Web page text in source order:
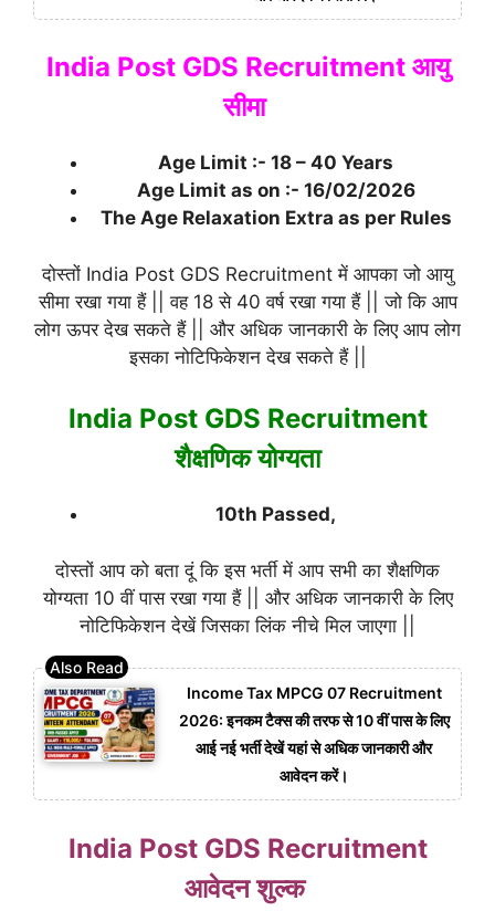
India Post GDS Recruitment आयु
सीमा
Age Limit :- 18 – 40 Years
Age Limit as on :- 16/02/2026
The Age Relaxation Extra as per Rules
दोस्तों India Post GDS Recruitment में आपका जो आयु
सीमा रखा गया हैं || वह 18 से 40 वर्ष रखा गया हैं || जो कि आप
लोग ऊपर देख सकते हैं || और अधिक जानकारी के लिए आप लोग
इसका नोटिफिकेशन देख सकते हैं ||
India Post GDS Recruitment
शैक्षणिक योग्यता
10th Passed,
दोस्तों आप को बता दूं कि इस भर्ती में आप सभी का शैक्षणिक
योग्यता 10 वीं पास रखा गया हैं || और अधिक जानकारी के लिए
नोटिफिकेशन देखें जिसका लिंक नीचे मिल जाएगा ||
Income Tax MPCG 07 Recruitment
2026: इनकम टैक्स की तरफ से 10 वीं पास के लिए
आई नई भर्ती देखें यहां से अधिक जानकारी और
आवेदन करें।
India Post GDS Recruitment
आवेदन शुल्क